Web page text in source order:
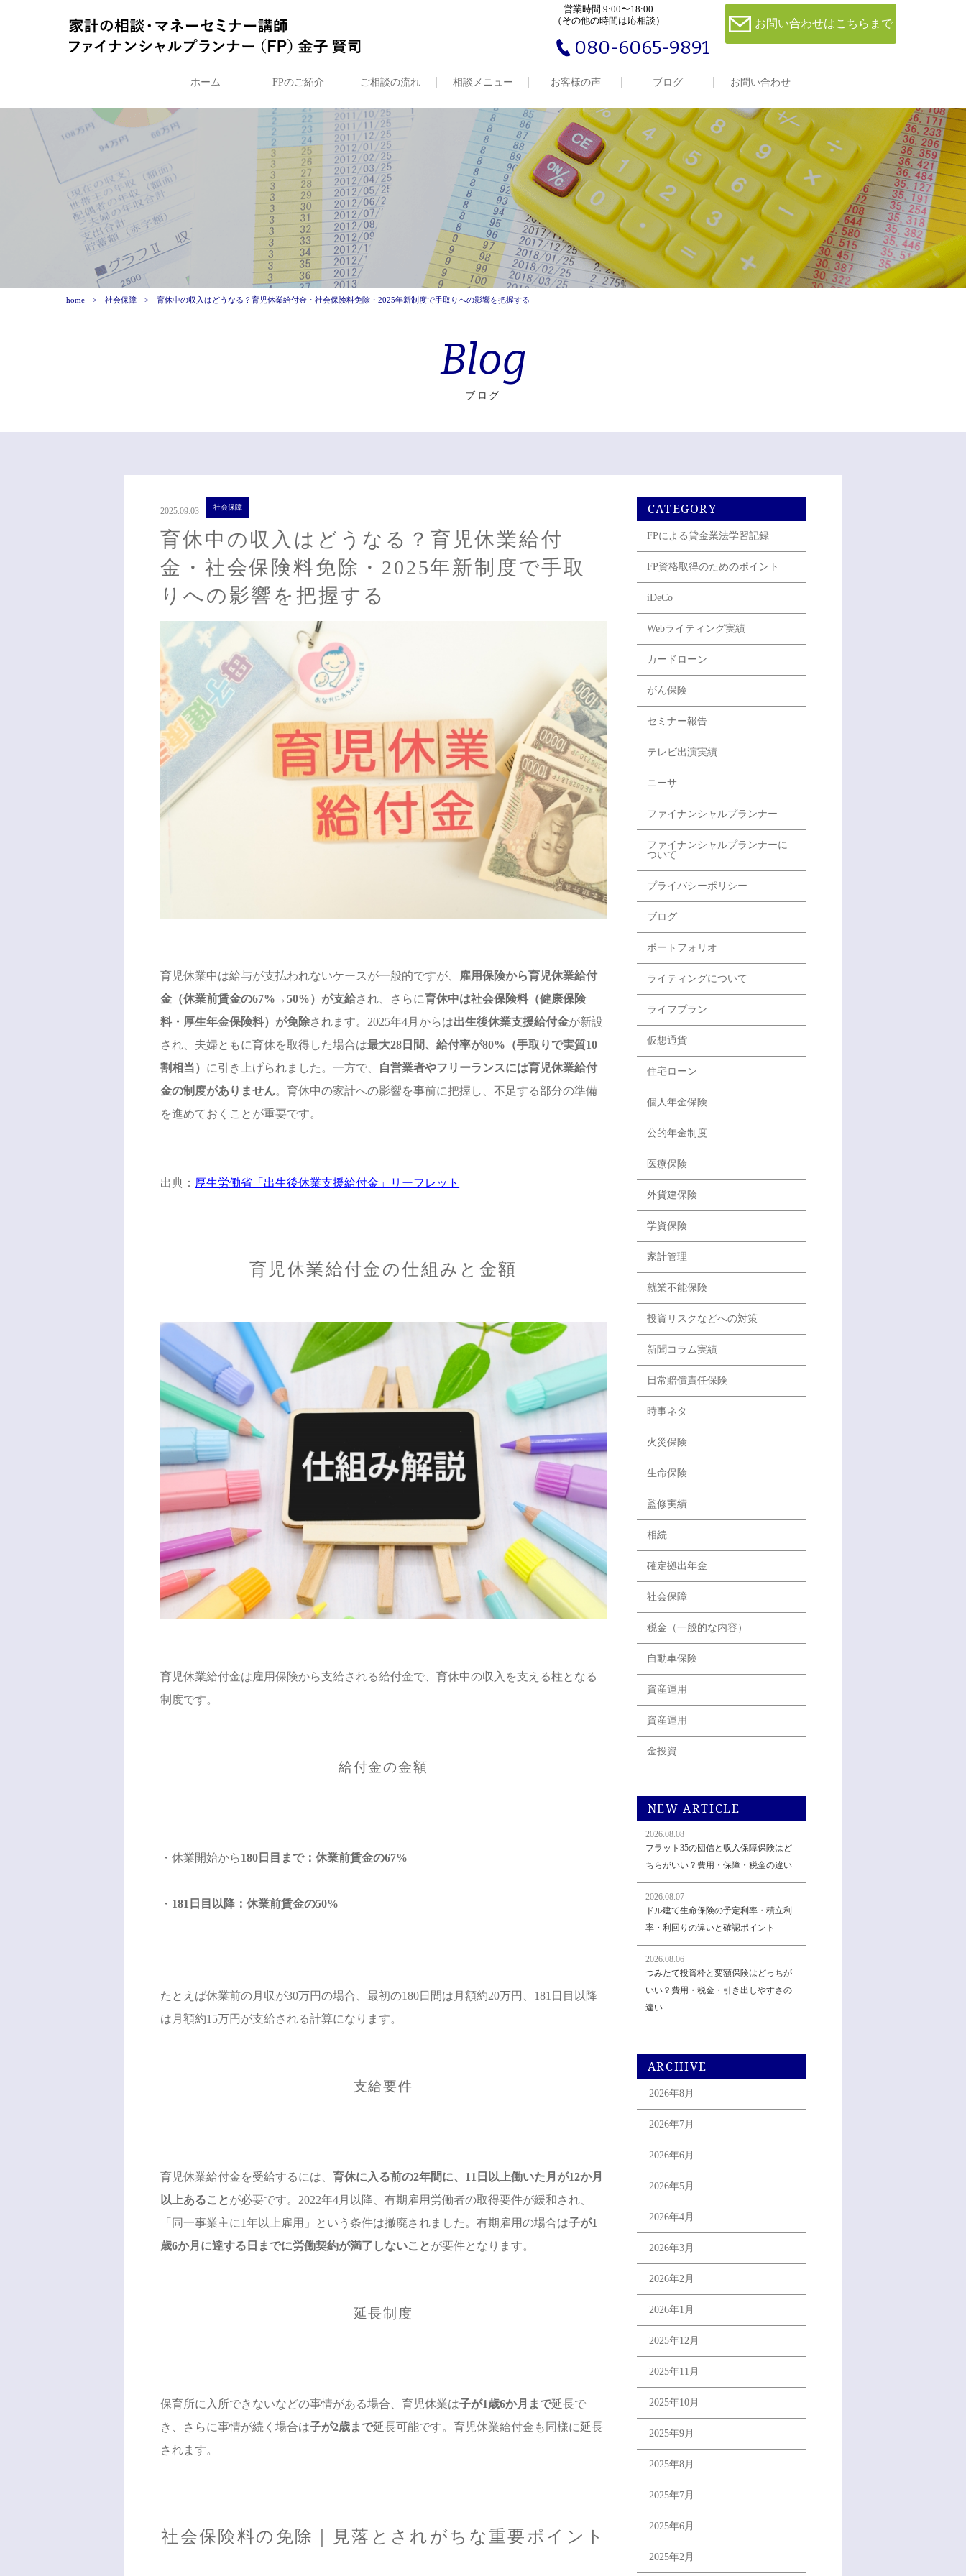
営業時間 9:00〜18:00
（その他の時間は応相談）
080-6065-9891
お問い合わせはこちらまで
ホーム FPのご紹介 ご相談の流れ 相談メニュー お客様の声 ブログ お問い合わせ
home 社会保障 育休中の収入はどうなる？育児休業給付金・社会保険料免除・2025年新制度で手取りへの影響を把握する
Blog
ブログ
2025.09.03 社会保障
育休中の収入はどうなる？育児休業給付
金・社会保険料免除・2025年新制度で手取
りへの影響を把握する
育児休業中は給与が支払われないケースが一般的ですが、
雇用保険から育児休業給付
金（休業前賃金の67%→50%）が支給され、さらに育休中は社会保険料（健康保険
料・厚生年金保険料）が免除されます。2025年4月からは出生後休業支援給付金が新設
され、夫婦ともに育休を取得した場合は最大28日間、給付率が80%（手取りで実質10
割相当） に引き上げられました。一方で、
自営業者やフリーランスには育児休業給付
金の制度がありません。育休中の家計への影響を事前に把握し、不足する部分の準備
を進めておくことが重要です。
出典： 厚生労働省「出生後休業支援給付金」リーフレット
育児休業給付金の仕組みと金額
育児休業給付金は雇用保険から支給される給付金で、育休中の収入を支える柱となる
制度です。
給付金の金額
・休業開始から180日目まで：休業前賃金の67%
・ 181日目以降：休業前賃金の50%
たとえば休業前の月収が30万円の場合、最初の180日間は月額約20万円、181日目以降
は月額約15万円が支給される計算になります。
支給要件
育児休業給付金を受給するには、育休に入る前の2年間に、11日以上働いた月が12か月
以上あることが必要です。2022年4月以降、有期雇用労働者の取得要件が緩和され、
「同一事業主に1年以上雇用」という条件は撤廃されました。有期雇用の場合は子が1
歳6か月に達する日までに労働契約が満了しないことが要件となります。
延長制度
保育所に入所できないなどの事情がある場合、育児休業は子が1歳6か月まで延長で
き、さらに事情が続く場合は子が2歳まで延長可能です。育児休業給付金も同様に延長
されます。
社会保険料の免除｜見落とされがちな重要ポイント
CATEGORY
FPによる貸金業法学習記録
FP資格取得のためのポイント
iDeCo
Webライティング実績
カードローン
がん保険
セミナー報告
テレビ出演実績
ニーサ
ファイナンシャルプランナー
ファイナンシャルプランナーに
ついて
プライバシーポリシー
ブログ
ポートフォリオ
ライティングについて
ライフプラン
仮想通貨
住宅ローン
個人年金保険
公的年金制度
医療保険
外貨建保険
学資保険
家計管理
就業不能保険
投資リスクなどへの対策
新聞コラム実績
日常賠償責任保険
時事ネタ
火災保険
生命保険
監修実績
相続
確定拠出年金
社会保障
税金（一般的な内容）
自動車保険
資産運用
資産運用
金投資
NEW ARTICLE
2026.08.08
フラット35の団信と収入保障保険はど
ちらがいい？費用・保障・税金の違い
2026.08.07
ドル建て生命保険の予定利率・積立利
率・利回りの違いと確認ポイント
2026.08.06
つみたて投資枠と変額保険はどっちが
いい？費用・税金・引き出しやすさの
違い
ARCHIVE
2026年8月
2026年7月
2026年6月
2026年5月
2026年4月
2026年3月
2026年2月
2026年1月
2025年12月
2025年11月
2025年10月
2025年9月
2025年8月
2025年7月
2025年6月
2025年2月